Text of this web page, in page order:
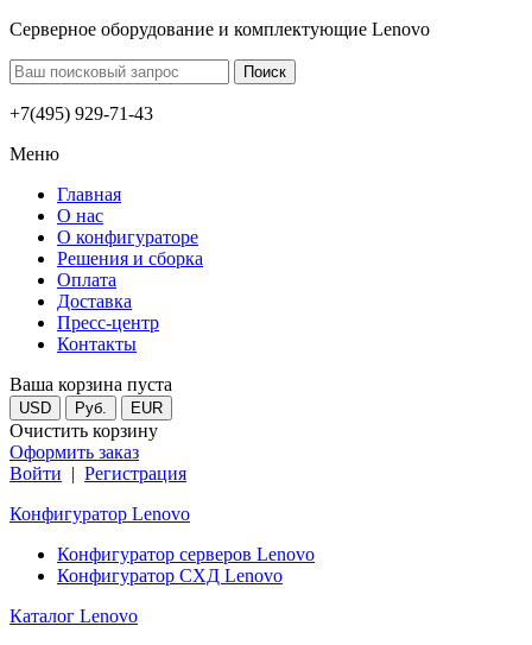
Серверное оборудование и комплектующие Lenovo
+7(495) 929-71-43
Меню
Главная
О нас
О конфигураторе
Решения и сборка
Оплата
Доставка
Пресс-центр
Контакты
Ваша корзина пуста
USD Руб. EUR
Очистить корзину
Оформить заказ
Войти | Регистрация
Конфигуратор Lenovo
Конфигуратор серверов Lenovo
Конфигуратор СХД Lenovo
Каталог Lenovo